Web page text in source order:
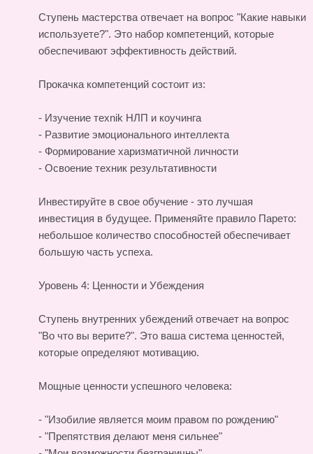
Ступень мастерства отвечает на вопрос "Какие навыки
используете?". Это набор компетенций, которые
обеспечивают эффективность действий.
Прокачка компетенций состоит из:
- Изучение техnik НЛП и коучинга
- Развитие эмоционального интеллекта
- Формирование харизматичной личности
- Освоение техник результативности
Инвестируйте в свое обучение - это лучшая
инвестиция в будущее. Применяйте правило Парето:
небольшое количество способностей обеспечивает
большую часть успеха.
Уровень 4: Ценности и Убеждения
Ступень внутренних убеждений отвечает на вопрос
"Во что вы верите?". Это ваша система ценностей,
которые определяют мотивацию.
Мощные ценности успешного человека:
- "Изобилие является моим правом по рождению"
- "Препятствия делают меня сильнее"